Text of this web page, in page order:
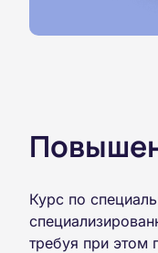
Курс по
требуя при этом